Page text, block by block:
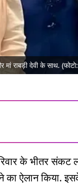
मां राबड़ी देवी के साथ.
के भीतर संकट
का ऐलान किया.